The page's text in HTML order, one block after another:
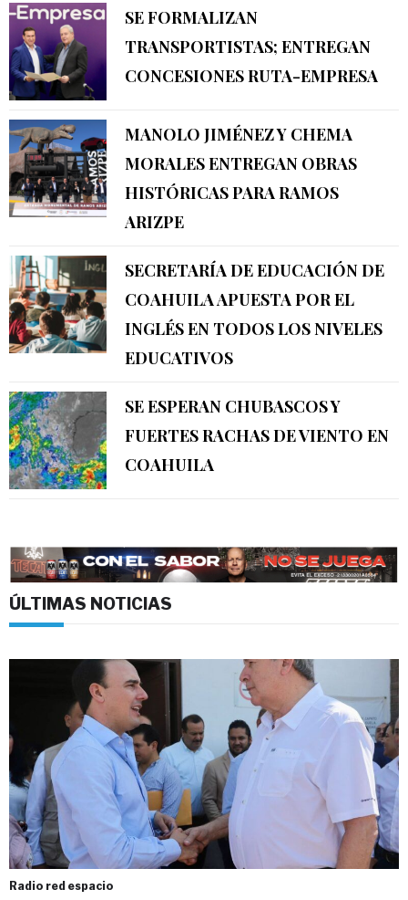
SE FORMALIZAN
TRANSPORTISTAS; ENTREGAN
CONCESIONES RUTA-EMPRESA
MANOLO JIMÉNEZ Y CHEMA
MORALES ENTREGAN OBRAS
HISTÓRICAS PARA RAMOS
ARIZPE
SECRETARÍA DE EDUCACIÓN DE
COAHUILA APUESTA POR EL
INGLÉS EN TODOS LOS NIVELES
EDUCATIVOS
SE ESPERAN CHUBASCOS Y
FUERTES RACHAS DE VIENTO EN
COAHUILA
ÚLTIMAS NOTICIAS
Radio red espacio